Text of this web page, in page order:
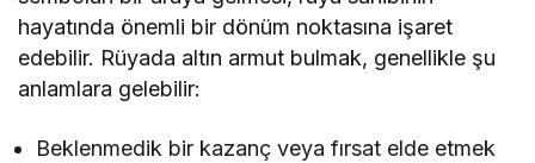
hayatında önemli bir dönüm noktasına işaret
edebilir. Rüyada altın armut bulmak, genellikle şu
anlamlara gelebilir:
Beklenmedik bir kazanç veya fırsat elde etmek